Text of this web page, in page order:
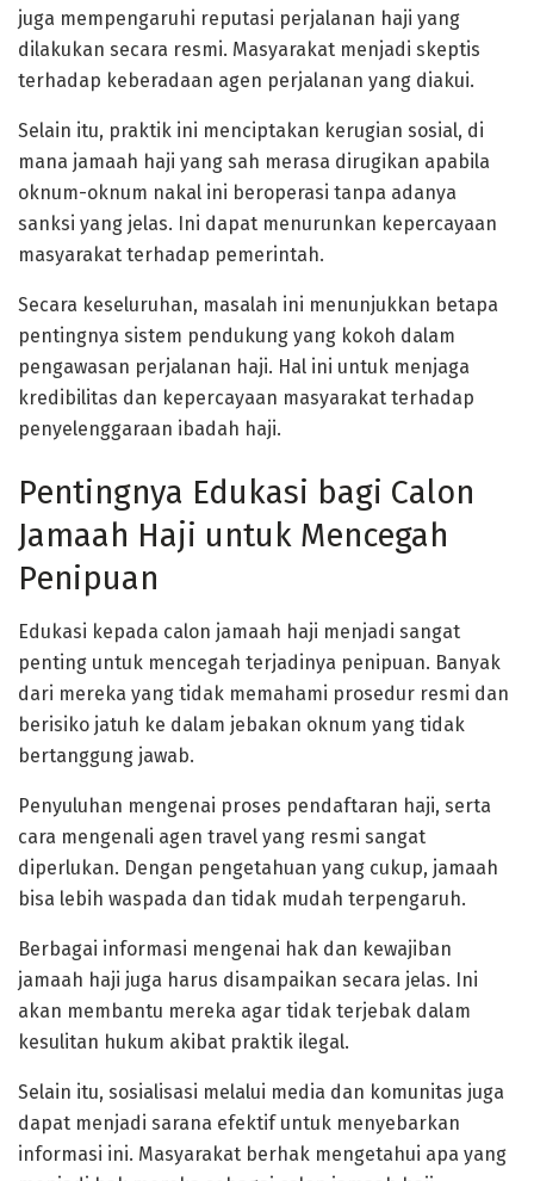
juga mempengaruhi reputasi perjalanan haji yang
dilakukan secara resmi. Masyarakat menjadi skeptis
terhadap keberadaan agen perjalanan yang diakui.
Selain itu, praktik ini menciptakan kerugian sosial, di
mana jamaah haji yang sah merasa dirugikan apabila
oknum-oknum nakal ini beroperasi tanpa adanya
sanksi yang jelas. Ini dapat menurunkan kepercayaan
masyarakat terhadap pemerintah.
Secara keseluruhan, masalah ini menunjukkan betapa
pentingnya sistem pendukung yang kokoh dalam
pengawasan perjalanan haji. Hal ini untuk menjaga
kredibilitas dan kepercayaan masyarakat terhadap
penyelenggaraan ibadah haji.
Pentingnya Edukasi bagi Calon
Jamaah Haji untuk Mencegah
Penipuan
Edukasi kepada calon jamaah haji menjadi sangat
penting untuk mencegah terjadinya penipuan. Banyak
dari mereka yang tidak memahami prosedur resmi dan
berisiko jatuh ke dalam jebakan oknum yang tidak
bertanggung jawab.
Penyuluhan mengenai proses pendaftaran haji, serta
cara mengenali agen travel yang resmi sangat
diperlukan. Dengan pengetahuan yang cukup, jamaah
bisa lebih waspada dan tidak mudah terpengaruh.
Berbagai informasi mengenai hak dan kewajiban
jamaah haji juga harus disampaikan secara jelas. Ini
akan membantu mereka agar tidak terjebak dalam
kesulitan hukum akibat praktik ilegal.
Selain itu, sosialisasi melalui media dan komunitas juga
dapat menjadi sarana efektif untuk menyebarkan
informasi ini. Masyarakat berhak mengetahui apa yang